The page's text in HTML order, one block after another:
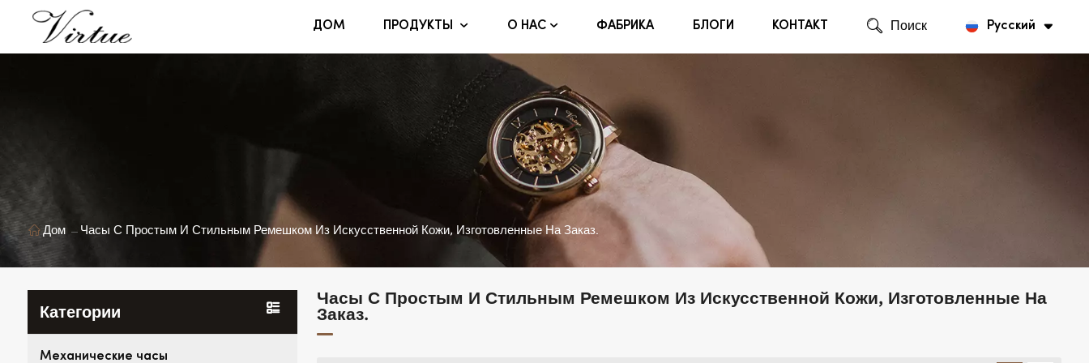
ДОМ ПРОДУКТЫ О НАС ФАБРИКА БЛОГИ КОНТАКТ Поиск Русский
Дом Часы С Простым И Стильным Ремешком Из Искусственной Кожи, Изготовленные На Заказ.
Категории
Механические часы
Часы С Простым И Стильным Ремешком Из Искусственной Кожи, Изготовленные На
Заказ.